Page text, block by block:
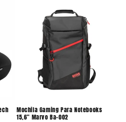
Mochila Gaming Para Notebooks
15,6" Marvo Ba-002